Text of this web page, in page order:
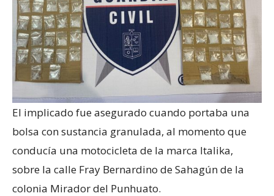
El implicado fue asegurado cuando portaba una
bolsa con sustancia granulada, al momento que
conducía una motocicleta de la marca Italika,
sobre la calle Fray Bernardino de Sahagún de la
colonia Mirador del Punhuato.